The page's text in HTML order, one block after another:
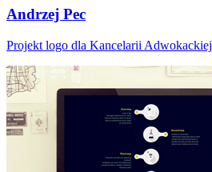
Andrzej Pec
Projekt logo dla Kancelarii Adwokackiej